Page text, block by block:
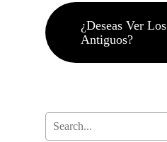
¿Deseas Ver
Antiguos?